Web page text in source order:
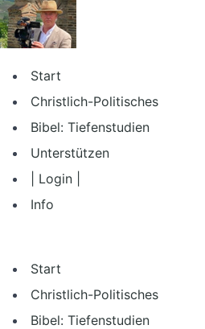
Zum
Inhalt
springen
Start
Christlich-Politisches
Bibel: Tiefenstudien
Unterstützen
| Login |
Info
Start
Christlich-Politisches
Bibel: Tiefenstudien